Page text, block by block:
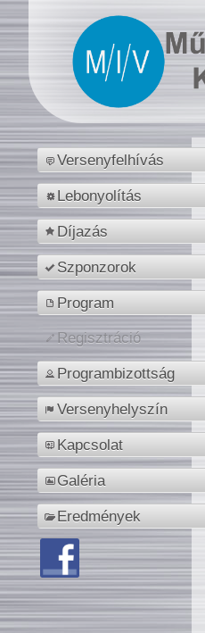
Versenyfelhívás
Lebonyolítás
Díjazás
Szponzorok
Program
Regisztráció
Programbizottság
Versenyhelyszín
Kapcsolat
Galéria
Eredmények